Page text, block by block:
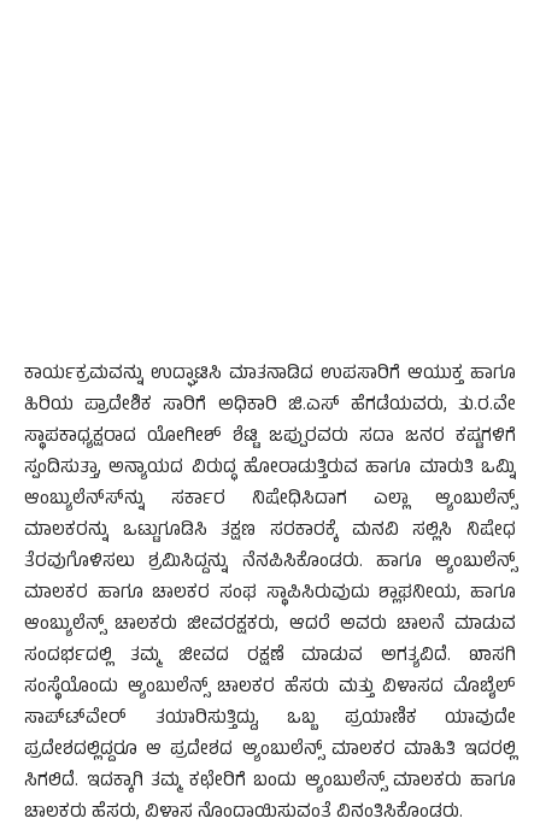
ಕಾರ್ಯಕ್ರಮವನ್ನು ಉದ್ಘಾಟಿಸಿ ಮಾತನಾಡಿದ ಉಪಸಾರಿಗೆ ಆಯುಕ್ತ ಹಾಗೂ
ಹಿರಿಯ ಪ್ರಾದೇಶಿಕ ಸಾರಿಗೆ ಅಧಿಕಾರಿ ಜಿ.ಎಸ್ ಹೆಗಡೆಯವರು, ತು.ರ.ವೇ
ಸ್ಥಾಪಕಾಧ್ಯಕ್ಷರಾದ ಯೋಗೀಶ್ ಶೆಟ್ಟಿ ಜಪ್ಪುರವರು ಸದಾ ಜನರ ಕಷ್ಟಗಳಿಗೆ
ಸ್ಪಂದಿಸುತ್ತಾ, ಅನ್ಯಾಯದ ವಿರುದ್ಧ ಹೋರಾಡುತ್ತಿರುವ ಹಾಗೂ ಮಾರುತಿ ಒಮ್ನಿ
ಆಂಬ್ಯುಲೆನ್ಸ್‍ನ್ನು ಸರ್ಕಾರ ನಿಷೇಧಿಸಿದಾಗ ಎಲ್ಲಾ ಆ್ಯಂಬುಲೆನ್ಸ್
ಮಾಲಕರನ್ನು ಒಟ್ಟುಗೂಡಿಸಿ ತಕ್ಷಣ ಸರಕಾರಕ್ಕೆ ಮನವಿ ಸಲ್ಲಿಸಿ ನಿಷೇಧ
ತೆರವುಗೊಳಿಸಲು ಶ್ರಮಿಸಿದ್ದನ್ನು ನೆನಪಿಸಿಕೊಂಡರು. ಹಾಗೂ ಆ್ಯಂಬುಲೆನ್ಸ್
ಮಾಲಕರ ಹಾಗೂ ಚಾಲಕರ ಸಂಘ ಸ್ಥಾಪಿಸಿರುವುದು ಶ್ಲಾಘನೀಯ, ಹಾಗೂ
ಆಂಬ್ಯುಲೆನ್ಸ್ ಚಾಲಕರು ಜೀವರಕ್ಷಕರು, ಆದರೆ ಅವರು ಚಾಲನೆ ಮಾಡುವ
ಸಂದರ್ಭದಲ್ಲಿ ತಮ್ಮ ಜೀವದ ರಕ್ಷಣೆ ಮಾಡುವ ಅಗತ್ಯವಿದೆ. ಖಾಸಗಿ
ಸಂಸ್ಥೆಯೊಂದು ಆ್ಯಂಬುಲೆನ್ಸ್ ಚಾಲಕರ ಹೆಸರು ಮತ್ತು ವಿಳಾಸದ ಮೊಬೈಲ್
ಸಾಪ್ಟ್‍ವೇರ್ ತಯಾರಿಸುತ್ತಿದ್ದು, ಒಬ್ಬ ಪ್ರಯಾಣಿಕ ಯಾವುದೇ
ಪ್ರದೇಶದಲ್ಲಿದ್ದರೂ ಆ ಪ್ರದೇಶದ ಆ್ಯಂಬುಲೆನ್ಸ್ ಮಾಲಕರ ಮಾಹಿತಿ ಇದರಲ್ಲಿ
ಸಿಗಲಿದೆ. ಇದಕ್ಕಾಗಿ ತಮ್ಮ ಕಛೇರಿಗೆ ಬಂದು ಆ್ಯಂಬುಲೆನ್ಸ್ ಮಾಲಕರು ಹಾಗೂ
ಚಾಲಕರು ಹೆಸರು, ವಿಳಾಸ ನೊಂದಾಯಿಸುವಂತೆ ವಿನಂತಿಸಿಕೊಂಡರು.